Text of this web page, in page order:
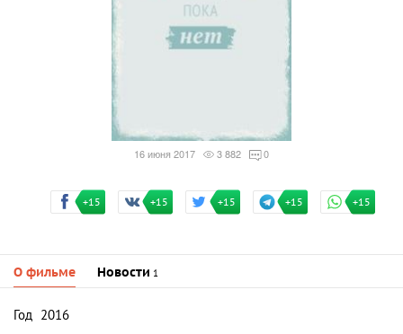
16 июня 2017 3 882 0
+15 +15 +15 +15 +15
О фильме Новости 1
Год 2016